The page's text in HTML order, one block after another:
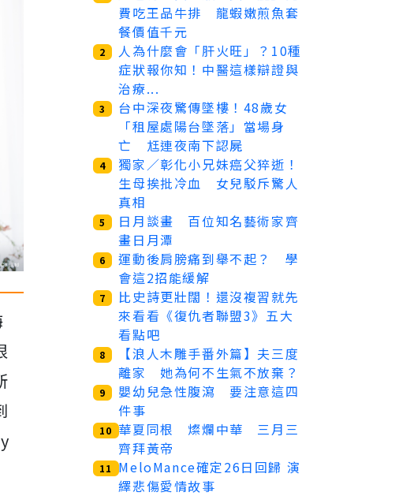
費吃王品牛排 龍蝦嫩煎魚套
餐價值千元
2
人為什麼會「肝火旺」？10種
症狀報你知！中醫這樣辯證與
治療...
3
台中深夜驚傳墜樓！48歲女
「租屋處陽台墜落」當場身
亡 尪連夜南下認屍
4
獨家／彰化小兄妹癌父猝逝！
生母挨批冷血 女兒駁斥驚人
真相
5
日月談畫 百位知名藝術家齊
畫日月潭
6
運動後肩膀痛到舉不起？ 學
會這2招能緩解
7
比史詩更壯闊！還沒複習就先
來看看《復仇者聯盟3》五大
看點吧
8
【浪人木雕手番外篇】夫三度
離家 她為何不生氣不放棄？
9
嬰幼兒急性腹瀉 要注意這四
件事
10 華夏同根 燦爛中華 三月三
齊拜黃帝
11
MeloMance確定26日回歸 演
繹悲傷愛情故事